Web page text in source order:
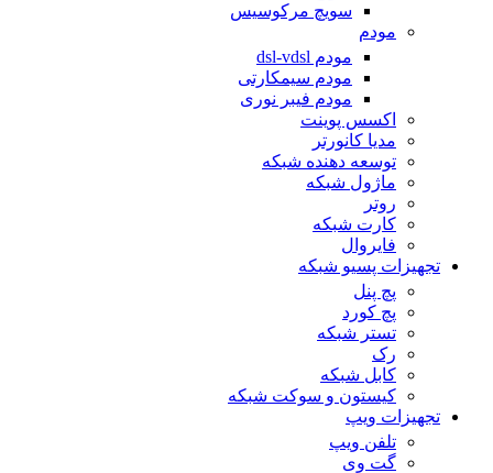
سویچ مرکوسیس
مودم
مودم dsl-vdsl
مودم سیمکارتی
مودم فیبر نوری
اکسس پوینت
مدیا کانورتر
توسعه دهنده شبکه
ماژول شبکه
روتر
کارت شبکه
فایروال
تجهیزات پسیو شبکه
پچ پنل
پچ کورد
تستر شبکه
رک
کابل شبکه
کیستون و سوکت شبکه
تجهیزات ویپ
تلفن ویپ
گت وی